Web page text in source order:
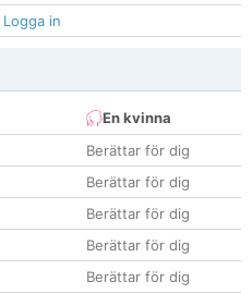
Logga in
En kvinna
Berättar för dig
Berättar för dig
Berättar för dig
Berättar för dig
Berättar för dig